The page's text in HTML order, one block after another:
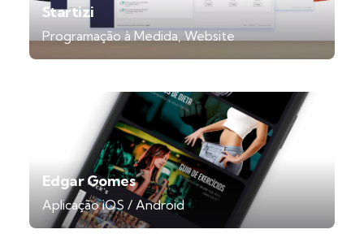
Startizi
Programação à Medida Website
Edgar Gomes
Aplicação iOS / Android